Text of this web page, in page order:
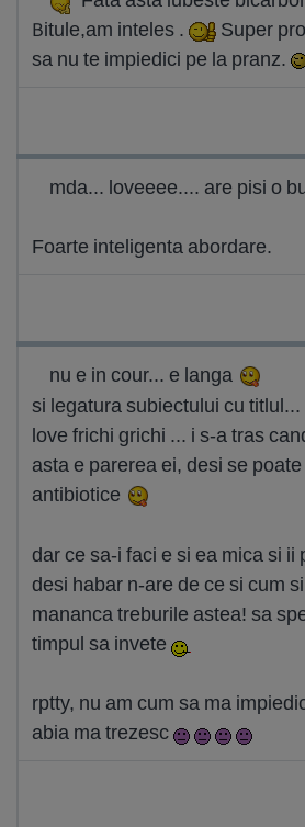
Bitule,am inteles .
Super
sa nu te impiedici pe la pranz.
mda... loveeee.... are pisi o
Foarte inteligenta abordare.
nu e in cour... e langa
si legatura subiectului cu
love frichi grichi ... i s-a tras
asta e parerea ei, desi se
antibiotice
dar ce sa-i faci e si ea mica si ii
desi habar n-are de ce si cum
mananca treburile astea! sa
timpul sa invete
rptty, nu am cum sa ma
abia ma trezesc